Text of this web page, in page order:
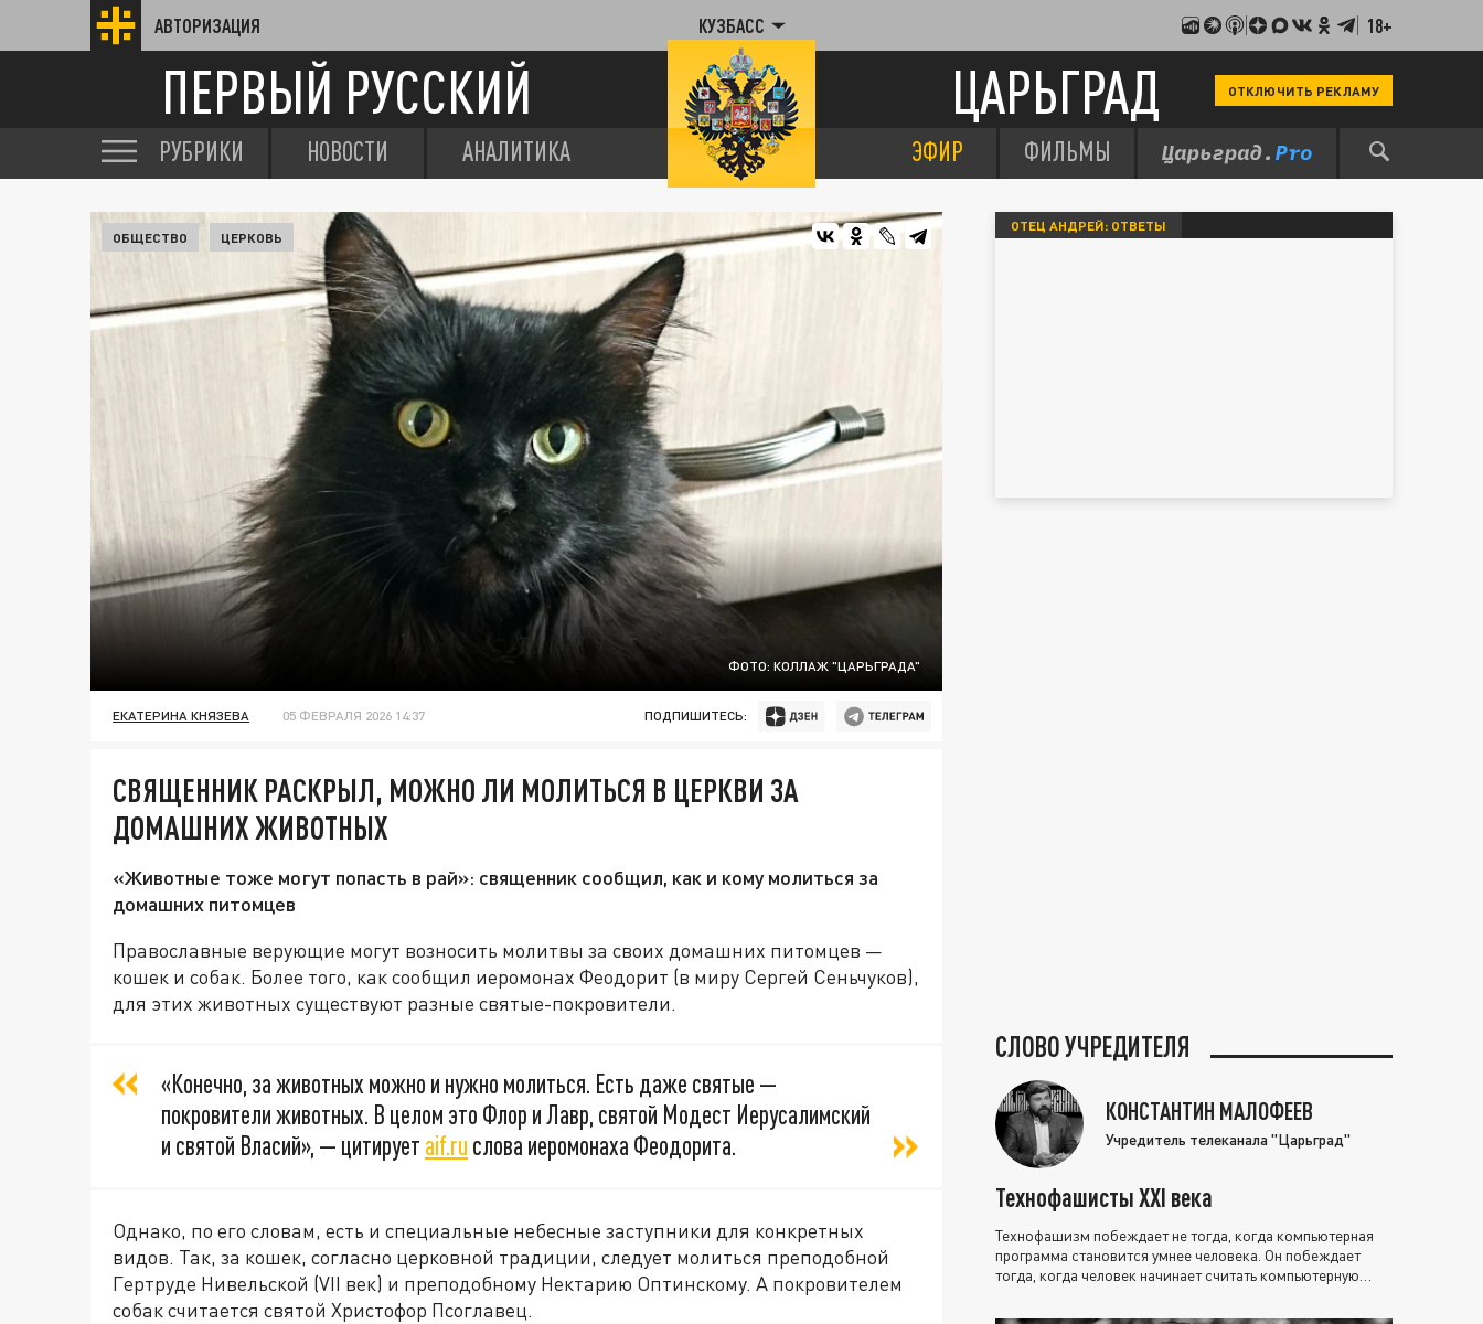
АВТОРИЗАЦИЯ КУЗБАСС 18+
ПЕРВЫЙ РУССКИЙ ЦАРЬГРАД ОТКЛЮЧИТЬ РЕКЛАМУ
РУБРИКИ НОВОСТИ АНАЛИТИКА ЭФИР ФИЛЬМЫ
ФОТО: КОЛЛАЖ "ЦАРЬГРАДА"
ОБЩЕСТВО ЦЕРКОВЬ
ЕКАТЕРИНА КНЯЗЕВА 05 ФЕВРАЛЯ 2026 14:37 ПОДПИШИТЕСЬ:
СВЯЩЕННИК РАСКРЫЛ, МОЖНО ЛИ МОЛИТЬСЯ В ЦЕРКВИ ЗА
ДОМАШНИХ ЖИВОТНЫХ
«Животные тоже могут попасть в рай»: священник сообщил, как и кому молиться за
домашних питомцев
Православные верующие могут возносить молитвы за своих домашних питомцев —
кошек и собак. Более того, как сообщил иеромонах Феодорит (в миру Сергей Сеньчуков),
для этих животных существуют разные святые-покровители.
«Конечно, за животных можно и нужно молиться. Есть даже святые —
покровители животных. В целом это Флор и Лавр, святой Модест Иерусалимский
и святой Власий», — цитирует aif.ru слова иеромонаха Феодорита.
Однако, по его словам, есть и специальные небесные заступники для конкретных
видов. Так, за кошек, согласно церковной традиции, следует молиться преподобной
Гертруде Нивельской (VII век) и преподобному Нектарию Оптинскому. А покровителем
собак считается святой Христофор Псоглавец.
ОТЕЦ АНДРЕЙ: ОТВЕТЫ
СЛОВО УЧРЕДИТЕЛЯ
КОНСТАНТИН МАЛОФЕЕВ
Учредитель телеканала "Царьград"
Технофашисты XXI века
Технофашизм побеждает не тогда, когда компьютерная
программа становится умнее человека. Он побеждает
тогда, когда человек начинает считать компьютерную